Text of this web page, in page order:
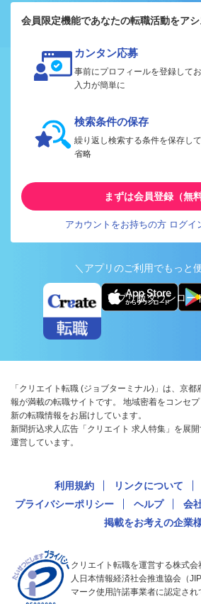
会員限定機能であなたの転職活動をアシ
カンタン応募
事前にプロフィールを登録して
入力が簡単に
検索条件の保存
繰り返し検索する条件を保存し
省略
まずは会員登録（無料
アカウントをお持ちの方 ログイ
＼アプリのご利用でもっと
アプリ版ダウンロー
「クリエイト転職 (ジョブターミナル)」は、京
報が満載の転職サイトです。 地域密着をコンセ
新の転職情報をお届けしています。
新聞折込求人広告「クリエイト 求人特集」を展
運営しています。
利用規約 リンクについて
プライバシーポリシー
ヘルプ 会
掲載をお考えの企業
クリエイト転職を運営する株式
人日本情報経済社会推進協会（
マーク使用許諾事業者に認定され